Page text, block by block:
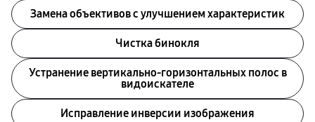
Замена объективов с улучшением характеристик
Чистка бинокля
Устранение вертикально-горизонтальных полос в
видоискателе
Исправление инверсии изображения